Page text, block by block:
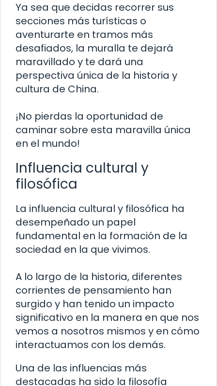
Ya sea que decidas recorrer sus
secciones más turísticas o
aventurarte en tramos más
desafiados, la muralla te dejará
maravillado y te dará una
perspectiva única de la historia y
cultura de China.
¡No pierdas la oportunidad de
caminar sobre esta maravilla única
en el mundo!
Influencia cultural y
filosófica
La influencia cultural y filosófica ha
desempeñado un papel
fundamental en la formación de la
sociedad en la que vivimos.
A lo largo de la historia, diferentes
corrientes de pensamiento han
surgido y han tenido un impacto
significativo en la manera en que nos
vemos a nosotros mismos y en cómo
interactuamos con los demás.
Una de las influencias más
destacadas ha sido la filosofía